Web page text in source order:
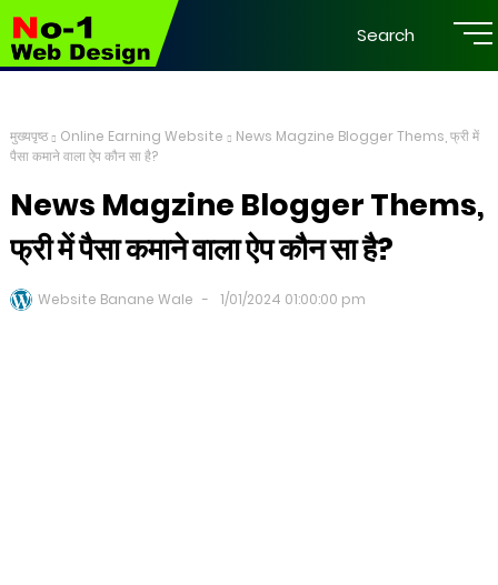
Search
मुख्यपृष्ठ Online Earning Website
News Magzine Blogger Thems, फ्री में
पैसा कमाने वाला ऐप कौन सा है?
News Magzine Blogger Thems,
फ्री में पैसा कमाने वाला ऐप कौन सा है?
Website Banane Wale 1/01/2024 01:00:00 pm